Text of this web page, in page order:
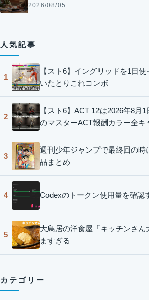
2026/08/05
人気記事
1
【スト6】イングリッドを1日
いたとりこれコンボ
2
【スト6】ACT 12は2026年8月
のマスターACT報酬カラー全キ
3
週刊少年ジャンプで最終回の時
品まとめ
4 Codexのトークン使用量を確認
5
大鳥居の洋食屋「キッチンさん
ますぎる
カテゴリー